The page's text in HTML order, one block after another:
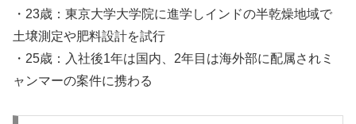
・23歳：東京大学大学院に進学しインドの半乾燥地域で
土壌測定や肥料設計を試行
・25歳：入社後1年は国内、2年目は海外部に配属されミ
ャンマーの案件に携わる